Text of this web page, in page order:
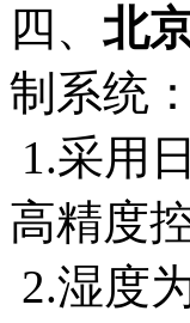
四、 北
制系统：
1.采用
高精度
2.湿度